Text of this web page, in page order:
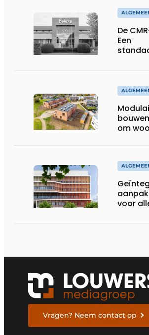
De
Een
om
voor
Vragen? Neem contact op